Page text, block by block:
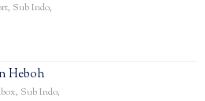
, Sub Indo,
Heboh
, Sub Indo,